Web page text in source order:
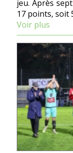
jeu. Après
17 points, soit
Voir plus